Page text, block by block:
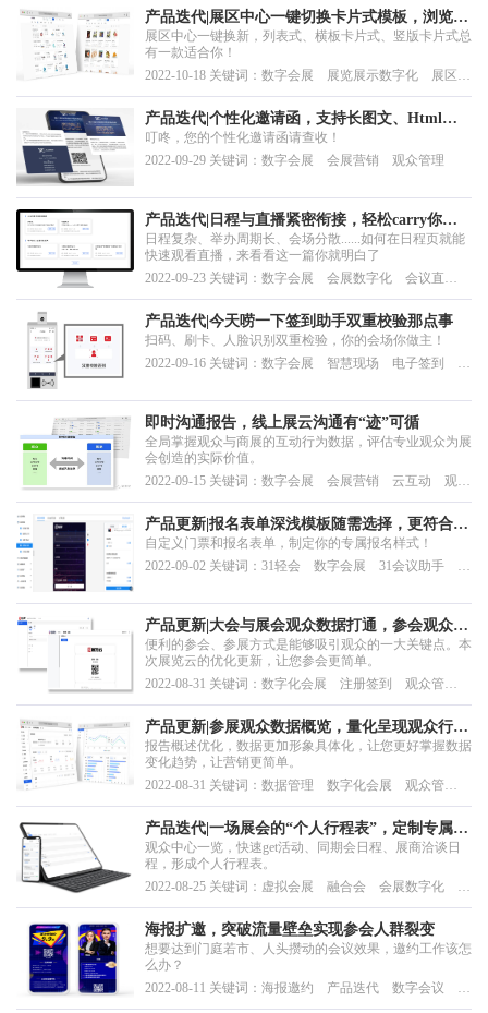
产品迭代|展区中心一键切换卡片式模板，浏览模
式任意选择
展区中心一键换新，列表式、横板卡片式、竖版卡片式总
有一款适合你！
2022-10-18 关键词：数字会展 展览展示数字化 展区中
产品迭代|个性化邀请函，支持长图文、Html展
示
叮咚，您的个性化邀请函请查收！
2022-09-29 关键词：数字会展 会展营销 观众管理
产品迭代|日程与直播紧密衔接，轻松carry你的
线上会
日程复杂、举办周期长、会场分散......如何在日程页就能
快速观看直播，来看看这一篇你就明白了
2022-09-23 关键词：数字会展 会展数字化 会议直
产品迭代|今天唠一下签到助手双重校验那点事
扫码、刷卡、人脸识别双重检验，你的会场你做主！
2022-09-16 关键词：数字会展 智慧现场 电子签到 有
即时沟通报告，线上展云沟通有“迹”可循
全局掌握观众与商展的互动行为数据，评估专业观众为展
会创造的实际价值。
2022-09-15 关键词：数字会展 会展营销 云互动 观众
产品更新|报名表单深浅模板随需选择，更符合品
牌调性
自定义门票和报名表单，制定你的专属报名样式！
2022-09-02 关键词：31轻会 数字会展 31会议助手 报
产品更新|大会与展会观众数据打通，参会观众参
展互动更便捷
便利的参会、参展方式是能够吸引观众的一大关键点。本
次展览云的优化更新，让您参会更简单。
2022-08-31 关键词：数字化会展 注册签到 观众管
产品更新|参展观众数据概览，量化呈现观众行
为，全面洞察展会数据
报告概述优化，数据更加形象具体化，让您更好掌握数据
变化趋势，让营销更简单。
2022-08-31 关键词：数据管理 数字化会展 观众管
产品迭代|一场展会的“个人行程表”，定制专属于
你的观展日程
观众中心一览，快速get活动、同期会日程、展商洽谈日
程，形成个人行程表。
2022-08-25 关键词：虚拟会展 融合会 会展数字化 赛
海报扩邀，突破流量壁垒实现参会人群裂变
想要达到门庭若市、人头攒动的会议效果，邀约工作该怎
么办？
2022-08-11 关键词：海报邀约 产品迭代 数字会议 活